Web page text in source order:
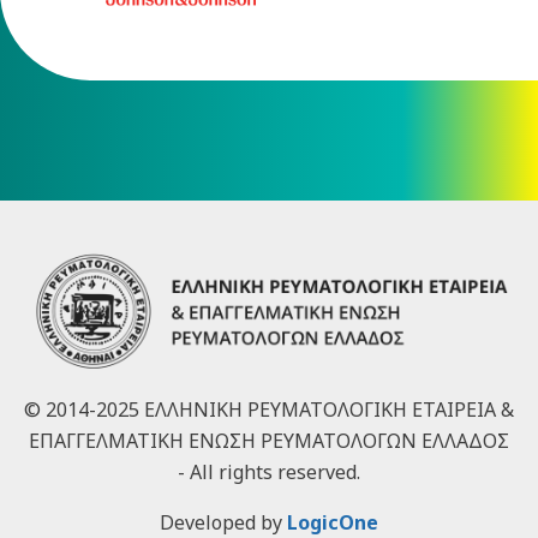
© 2014-2025 ΕΛΛΗΝΙΚΗ ΡΕΥΜΑΤΟΛΟΓΙΚΗ ΕΤΑΙΡΕΙΑ &
ΕΠΑΓΓΕΛΜΑΤΙΚΗ ΕΝΩΣΗ ΡΕΥΜΑΤΟΛΟΓΩΝ ΕΛΛΑΔΟΣ
- All rights reserved.
Developed by LogicOne